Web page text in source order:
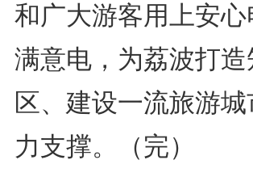
和广大游客用上安
满意电，为荔波打
区、建设一流旅游
力支撑。（完）